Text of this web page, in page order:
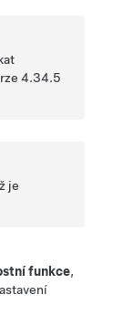
4.34.5
je
funkce,